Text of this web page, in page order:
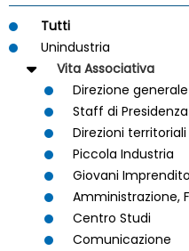
Tutti
Unindustria
Vita Associativa
Direzione generale
Staff di
Direzioni territoriali
Piccola Industria
Giovani
Amministrazione,
Centro Studi
Comunicazione